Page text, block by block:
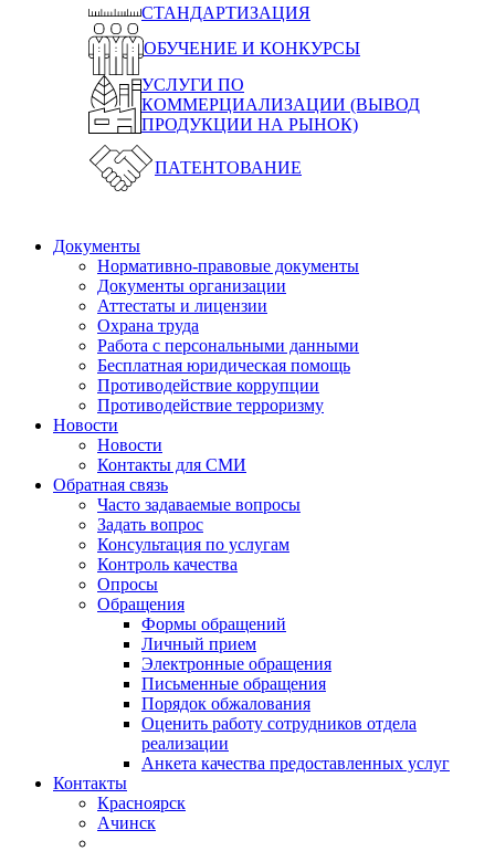
СТАНДАРТИЗАЦИЯ
ОБУЧЕНИЕ И КОНКУРСЫ
УСЛУГИ ПО
КОММЕРЦИАЛИЗАЦИИ (ВЫВОД
ПРОДУКЦИИ НА РЫНОК)
ПАТЕНТОВАНИЕ
Документы
Нормативно-правовые документы
Документы организации
Аттестаты и лицензии
Охрана труда
Работа с персональными данными
Бесплатная юридическая помощь
Противодействие коррупции
Противодействие терроризму
Новости
Новости
Контакты для СМИ
Обратная связь
Часто задаваемые вопросы
Задать вопрос
Консультация по услугам
Контроль качества
Опросы
Обращения
Формы обращений
Личный прием
Электронные обращения
Письменные обращения
Порядок обжалования
Оценить работу сотрудников отдела
реализации
Анкета качества предоставленных услуг
Контакты
Красноярск
Ачинск